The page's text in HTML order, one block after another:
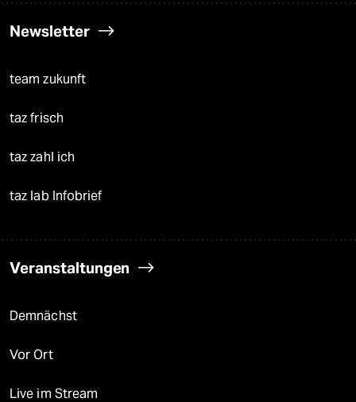
Newsletter
team zukunft
taz frisch
taz zahl ich
taz lab Infobrief
Veranstaltungen
Demnächst
Vor Ort
Live im Stream